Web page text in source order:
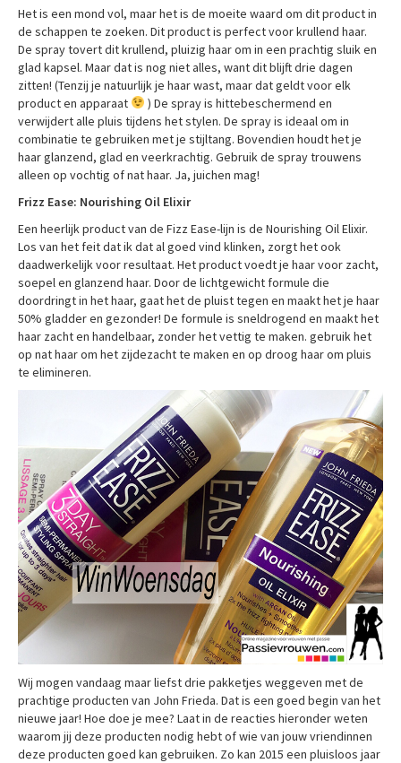
Het is een mond vol, maar het is de moeite waard om dit product in
de schappen te zoeken. Dit product is perfect voor krullend haar.
De spray tovert dit krullend, pluizig haar om in een prachtig sluik en
glad kapsel. Maar dat is nog niet alles, want dit blijft drie dagen
zitten! (Tenzij je natuurlijk je haar wast, maar dat geldt voor elk
product en apparaat
) De spray is hittebeschermend en
verwijdert alle pluis tijdens het stylen. De spray is ideaal om in
combinatie te gebruiken met je stijltang. Bovendien houdt het je
haar glanzend, glad en veerkrachtig. Gebruik de spray trouwens
alleen op vochtig of nat haar. Ja, juichen mag!
Frizz Ease: Nourishing Oil Elixir
Een heerlijk product van de Fizz Ease-lijn is de Nourishing Oil Elixir.
Los van het feit dat ik dat al goed vind klinken, zorgt het ook
daadwerkelijk voor resultaat. Het product voedt je haar voor zacht,
soepel en glanzend haar. Door de lichtgewicht formule die
doordringt in het haar, gaat het de pluist tegen en maakt het je haar
50% gladder en gezonder! De formule is sneldrogend en maakt het
haar zacht en handelbaar, zonder het vettig te maken. gebruik het
op nat haar om het zijdezacht te maken en op droog haar om pluis
te elimineren.
Wij mogen vandaag maar liefst drie pakketjes weggeven met de
prachtige producten van John Frieda. Dat is een goed begin van het
nieuwe jaar! Hoe doe je mee? Laat in de reacties hieronder weten
waarom jij deze producten nodig hebt of wie van jouw vriendinnen
deze producten goed kan gebruiken. Zo kan 2015 een pluisloos jaar